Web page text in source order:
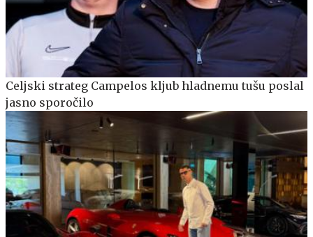
Celjski strateg Campelos kljub hladnemu tušu poslal
jasno sporočilo